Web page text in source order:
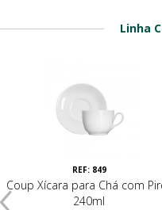
Linha
REF: 849
Coup Xícara para Chá com
240ml